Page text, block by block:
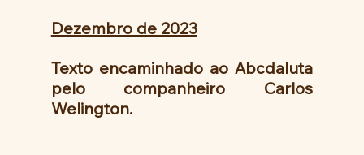
Dezembro de 2023
Texto encaminhado ao Abcdaluta
pelo companheiro Carlos
Welington.